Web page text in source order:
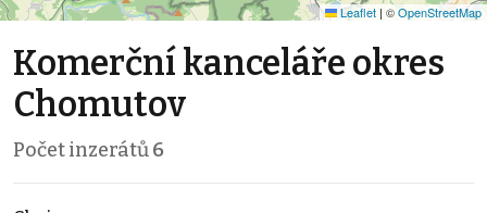
Leaflet | ©OpenStreetMap
Komerční kanceláře okres
Chomutov
Počet inzerátů6